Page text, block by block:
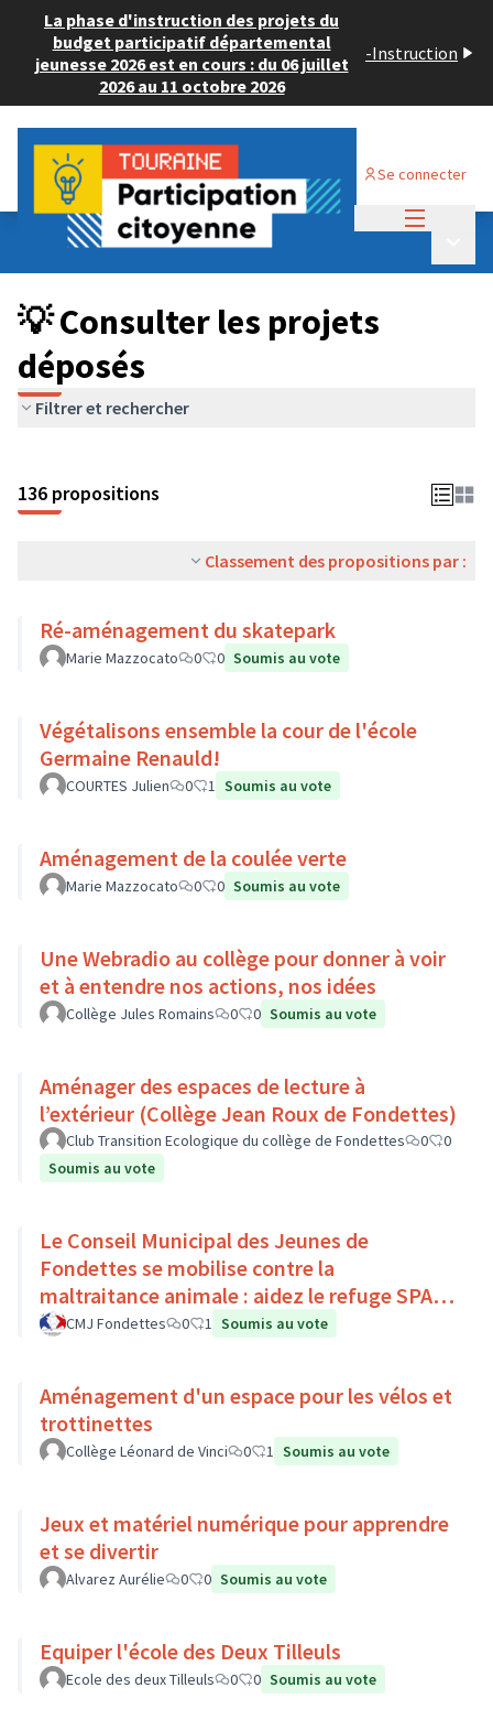
La phase d'instruction des projets du
budget participatif départemental
jeunesse 2026 est en cours : du 06 juillet
2026 au 11 octobre 2026
-Instruction
Se connecter
Budget Participatif JEUNESSE 2024
💡 Consulter les projets déposés
💡 Consulter les projets
déposés
Filtrer et rechercher
136 propositions
Classement des propositions par :
Ré-aménagement du skatepark
Marie Mazzocato 0 0 Soumis au vote
Végétalisons ensemble la cour de l'école
Germaine Renauld!
COURTES Julien 0 1 Soumis au vote
Aménagement de la coulée verte
Marie Mazzocato 0 0 Soumis au vote
Une Webradio au collège pour donner à voir
et à entendre nos actions, nos idées
Collège Jules Romains 0 0 Soumis au vote
Aménager des espaces de lecture à
l’extérieur (Collège Jean Roux de Fondettes)
Club Transition Ecologique du collège de Fondettes 0
0
Soumis au vote
Le Conseil Municipal des Jeunes de
Fondettes se mobilise contre la
maltraitance animale : aidez le refuge SPA
de Luynes !
CMJ Fondettes 0 1 Soumis au vote
Aménagement d'un espace pour les vélos et
trottinettes
Collège Léonard de Vinci 0 1 Soumis au vote
Jeux et matériel numérique pour apprendre
et se divertir
Alvarez Aurélie 0 0 Soumis au vote
Equiper l'école des Deux Tilleuls
Ecole des deux Tilleuls 0 0 Soumis au vote